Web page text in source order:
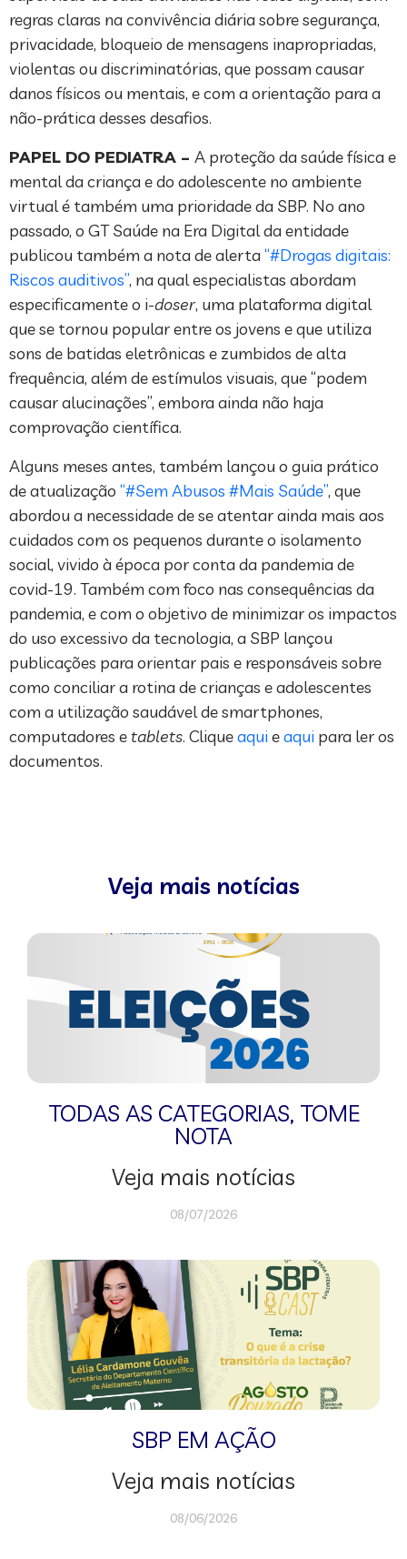
regras claras na convivência diária sobre segurança,
privacidade, bloqueio de mensagens inapropriadas,
violentas ou discriminatórias, que possam causar
danos físicos ou mentais, e com a orientação para a
não-prática desses desafios.
PAPEL DO PEDIATRA – A proteção da saúde física e
mental da criança e do adolescente no ambiente
virtual é também uma prioridade da SBP. No ano
passado, o GT Saúde na Era Digital da entidade
publicou também a nota de alerta “#Drogas digitais:
Riscos auditivos”, na qual especialistas abordam
especificamente o i-doser, uma plataforma digital
que se tornou popular entre os jovens e que utiliza
sons de batidas eletrônicas e zumbidos de alta
frequência, além de estímulos visuais, que “podem
causar alucinações”, embora ainda não haja
comprovação científica.
Alguns meses antes, também lançou o guia prático
de atualização “#Sem Abusos #Mais Saúde”, que
abordou a necessidade de se atentar ainda mais aos
cuidados com os pequenos durante o isolamento
social, vivido à época por conta da pandemia de
covid-19. Também com foco nas consequências da
pandemia, e com o objetivo de minimizar os impactos
do uso excessivo da tecnologia, a SBP lançou
publicações para orientar pais e responsáveis sobre
como conciliar a rotina de crianças e adolescentes
com a utilização saudável de smartphones,
computadores etablets. Cliqueaqui eaqui para ler os
documentos.
Veja mais notícias
TODAS AS CATEGORIAS, TOME
NOTA
Veja mais notícias
08/07/2026
SBP EM AÇÃO
Veja mais notícias
08/06/2026